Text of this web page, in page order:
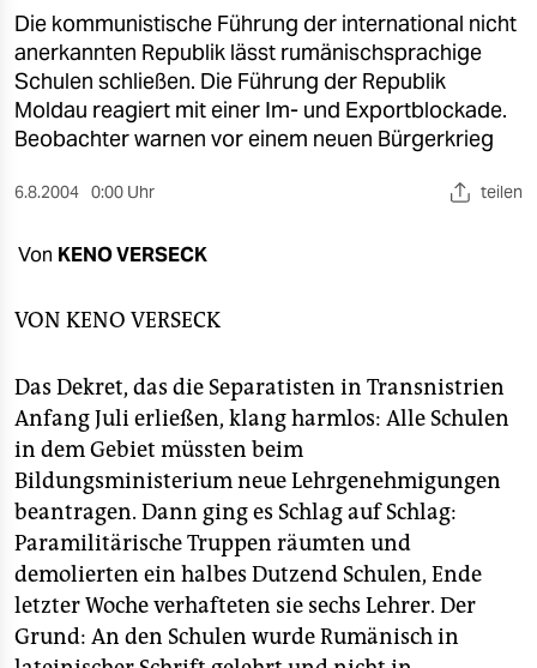
kultur
sport
berlin
nord
wahrheit
veranstaltungen
shop
fragen & hilfe
unterstützen
abo
genossenschaft
Die kommunistische Führung der international nicht
anerkannten Republik lässt rumänischsprachige
Schulen schließen. Die Führung der Republik
Moldau reagiert mit einer Im- und Exportblockade.
Beobachter warnen vor einem neuen Bürgerkrieg
6.8.2004 0:00 Uhr teilen
Von KENO VERSECK
VON KENO VERSECK
Das Dekret, das die Separatisten in Transnistrien
Anfang Juli erließen, klang harmlos: Alle Schulen
in dem Gebiet müssten beim
Bildungsministerium neue Lehrgenehmigungen
beantragen. Dann ging es Schlag auf Schlag:
Paramilitärische Truppen räumten und
demolierten ein halbes Dutzend Schulen, Ende
letzter Woche verhafteten sie sechs Lehrer. Der
Grund: An den Schulen wurde Rumänisch in